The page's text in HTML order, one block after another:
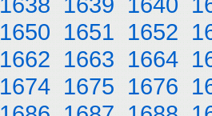
1650 1651 1652
1662 1663 1664
1674 1675 1676